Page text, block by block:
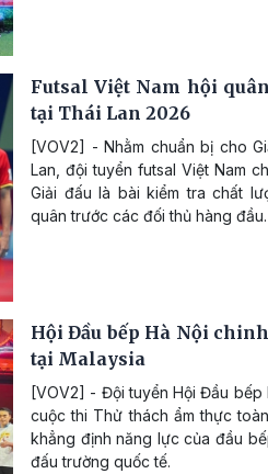
Futsal Việt Nam hội
tại Thái Lan 2026
[VOV2] - Nhằm chuẩn bị cho
Lan, đội tuyển futsal Việt Nam
Giải đấu là bài kiểm tra chất
quân trước các đối thủ hàng đầu.
Hội Đầu bếp Hà Nội
tại Malaysia
[VOV2] - Đội tuyển Hội Đầu
cuộc thi Thử thách ẩm thực
khẳng định năng lực của đầu
đấu trường quốc tế.